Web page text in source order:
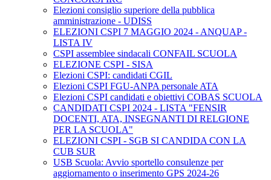
Elezioni consiglio superiore della pubblica
amministrazione - UDISS
ELEZIONI CSPI 7 MAGGIO 2024 - ANQUAP -
LISTA IV
CSPI assemblee sindacali CONFAIL SCUOLA
ELEZIONE CSPI - SISA
Elezioni CSPI: candidati CGIL
Elezioni CSPI FGU-ANPA personale ATA
Elezioni CSPI candidati e obiettivi COBAS SCUOLA
CANDIDATI CSPI 2024 - LISTA "FENSIR
DOCENTI, ATA, INSEGNANTI DI RELGIONE
PER LA SCUOLA"
ELEZIONI CSPI - SGB SI CANDIDA CON LA
CUB SUR
USB Scuola: Avvio sportello consulenze per
aggiornamento o inserimento GPS 2024-26